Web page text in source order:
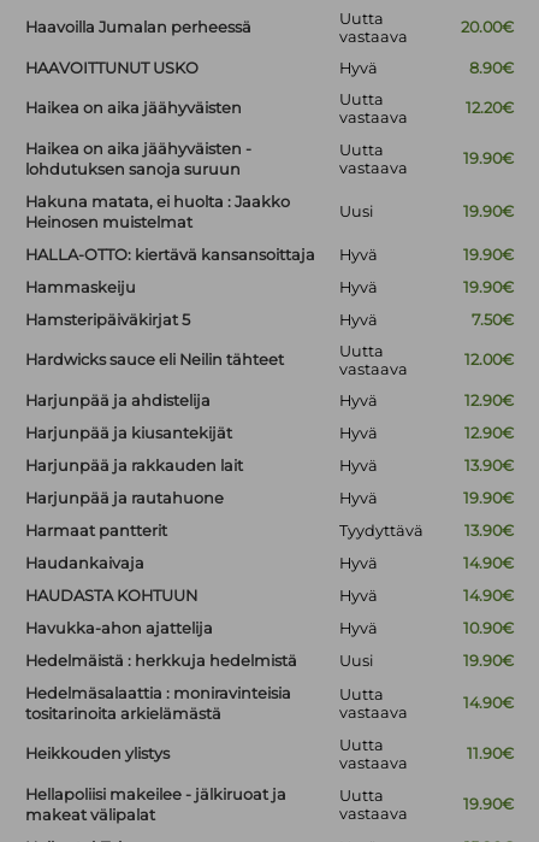
Haavoilla Jumalan perheessä
Uutta
vastaava
20.00€
HAAVOITTUNUT USKO Hyvä 8.90€
Haikea on aika jäähyväisten
Uutta
vastaava
12.20€
Haikea on aika jäähyväisten -
lohdutuksen sanoja suruun
Uutta
vastaava
19.90€
Hakuna matata, ei huolta : Jaakko
Heinosen muistelmat
Uusi 19.90€
HALLA-OTTO: kiertävä kansansoittaja Hyvä
19.90€
Hammaskeiju
Hyvä
19.90€
Hamsteripäiväkirjat 5
Hyvä 7.50€
Hardwicks sauce eli Neilin tähteet
Uutta
vastaava
12.00€
Harjunpää ja ahdistelija Hyvä
12.90€
Harjunpää ja kiusantekijät
Hyvä
12.90€
Harjunpää ja rakkauden lait
Hyvä
13.90€
Harjunpää ja rautahuone
Hyvä
19.90€
Harmaat pantterit
Tyydyttävä
13.90€
Haudankaivaja
Hyvä
14.90€
HAUDASTA KOHTUUN
Hyvä
14.90€
Havukka-ahon ajattelija
Hyvä
10.90€
Hedelmäistä : herkkuja hedelmistä
Uusi
19.90€
Hedelmäsalaattia : moniravinteisia
tositarinoita arkielämästä
Uutta
vastaava
14.90€
Heikkouden ylistys
Uutta
vastaava
11.90€
Hellapoliisi makeilee - jälkiruoat ja
makeat välipalat
Uutta
vastaava
19.90€